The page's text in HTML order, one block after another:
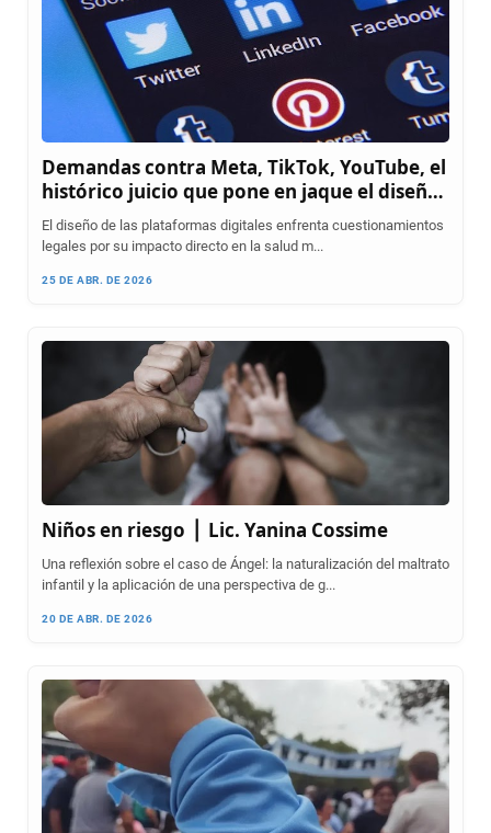
Demandas contra Meta, TikTok, YouTube, el
histórico juicio que pone en jaque el diseño
adictivo de las redes sociales
El diseño de las plataformas digitales enfrenta cuestionamientos
legales por su impacto directo en la salud m...
25 DE ABR. DE 2026
Niños en riesgo ⎪ Lic. Yanina Cossime
Una reflexión sobre el caso de Ángel: la naturalización del maltrato
infantil y la aplicación de una perspectiva de g...
20 DE ABR. DE 2026